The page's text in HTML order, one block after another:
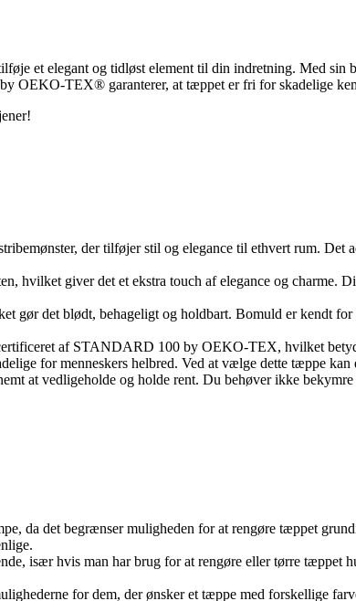
et elegant og tidløst element til din indretning. Med
OEKO-TEX® garanterer, at tæppet er fri for skadelige
der tilføjer stil og elegance til ethvert rum.
hvilket giver det et ekstra touch af elegance og charme.
gør det blødt, behageligt og holdbart. Bomuld er kendt
af STANDARD 100 by OEKO-TEX, hvilket
for menneskers helbred. Ved at vælge dette tæppe
at vedligeholde og holde rent. Du behøver ikke
da det begrænser muligheden for at rengøre tæppet
især hvis man har brug for at rengøre eller tørre tæppet
for dem, der ønsker et tæppe med forskellige